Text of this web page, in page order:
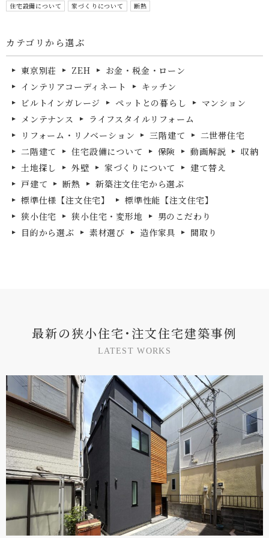
住宅設備について 家づくりについて 断熱
カテゴリから選ぶ
東京別荘 ZEH
お金・税金・ローン
インテリアコーディネート
キッチン
ビルトインガレージ
ペットとの暮らし
マンション
メンテナンス
ライフスタイルリフォーム
リフォーム・リノベーション
三階建て
二世帯住宅
二階建て
住宅設備について 保険 動画解説
収納
土地探し
外壁 家づくりについて
建て替え
戸建て
断熱
新築注文住宅から選ぶ
標準仕様【注文住宅】
標準性能【注文住宅】
狭小住宅
狭小住宅・変形地
男のこだわり
目的から選ぶ
素材選び 造作家具 間取り
最新の狭小住宅 ･ 注文住宅建築事例
L ATE S T WORK S